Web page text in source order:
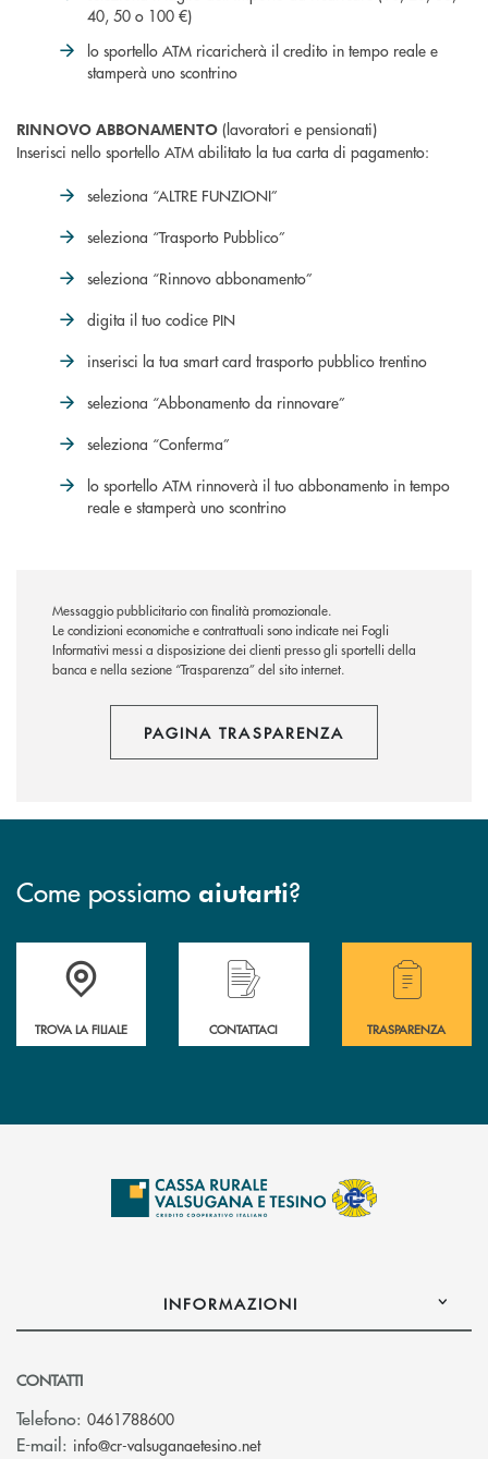
40, 50 o 100 €)
lo sportello ATM ricaricherà il credito in tempo reale e
stamperà uno scontrino
RINNOVO ABBONAMENTO (lavoratori e pensionati)
Inserisci nello sportello ATM abilitato la tua carta di pagamento:
seleziona “ALTRE FUNZIONI”
seleziona “Trasporto Pubblico”
seleziona “Rinnovo abbonamento”
digita il tuo codice PIN
inserisci la tua smart card trasporto pubblico trentino
seleziona “Abbonamento da rinnovare”
seleziona “Conferma”
lo sportello ATM rinnoverà il tuo abbonamento in tempo
reale e stamperà uno scontrino
Messaggio pubblicitario con finalità promozionale.
Le condizioni economiche e contrattuali sono indicate nei Fogli
Informativi messi a disposizione dei clienti presso gli sportelli della
banca e nella sezione “Trasparenza” del sito internet.
PAGINA TRASPARENZA
Come possiamo aiutarti?
Accedi all' elenco completo delle filiali .
TROVA LA FILIALE
Hai bisogno di assistenza immediata?
CONTATTACI
Hai bisogno di
TRASPARENZA
INFORMAZIONI
CONTATTI
Telefono: 0461788600
E-mail: info@cr-valsuganaetesino.net(si apre l’app di posta